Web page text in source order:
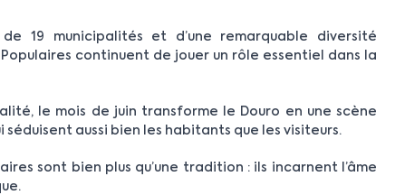
19 municipalités et d’une remarquable diversité
continuent de jouer un rôle essentiel dans la
le mois de juin transforme le Douro en une scène
séduisent aussi bien les habitants que les visiteurs.
sont bien plus qu’une tradition : ils incarnent l’âme